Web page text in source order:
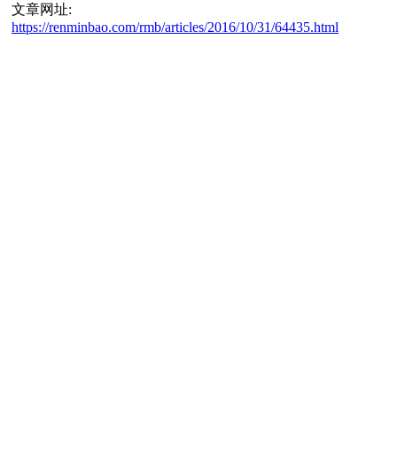
文章网址:
https://renminbao.com/rmb/articles/2016/10/31/64435.html